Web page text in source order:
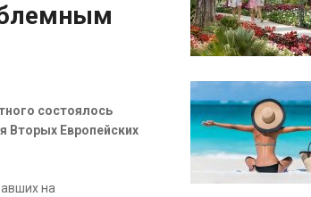
состоялось
Вторых Европейских
на